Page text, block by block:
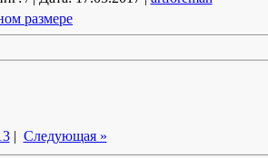
размере
| Следующая »